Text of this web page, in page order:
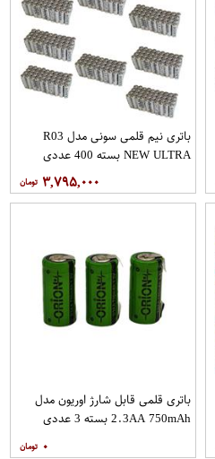
باتری نیم قلمی سونی مدل R03
NEW ULTRA بسته 400 عددی
۳,۷۹۵,۰۰۰
باتری قلمی قابل شارژ اوریون مدل
2.3AA 750mAh بسته 3 عددی
۰